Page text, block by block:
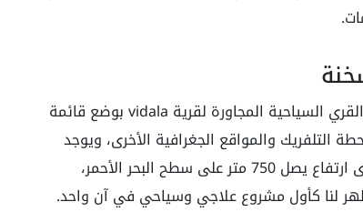
عملت شركه بتر هاوس على رفع مستوى التنافس بين القري السياحية المجاورة لقرية vidala بوضع قائمة
والمواقع الجغرافية الأخرى، ويوجد
المشروع بالقرب من موقع فريد وهضبة الجلالة بمستوى ارتفاع يصل 750 متر على سطح البحر الأحمر،
لنا كأول مشروع علاجي وسياحي في آن واحد.